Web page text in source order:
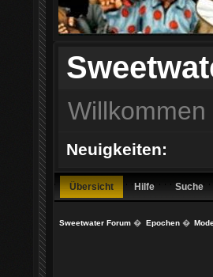
Willkommen
Neuigkeiten:
Übersicht Hilfe Suche
Sweetwater Forum � Epochen�